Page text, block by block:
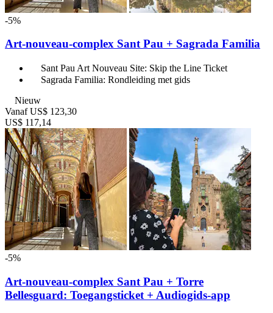
-5%
Art-nouveau-complex Sant Pau + Sagrada Familia
Sant Pau Art Nouveau Site: Skip the Line Ticket
Sagrada Familia: Rondleiding met gids
Nieuw
Vanaf US$ 123,30
US$ 117,14
-5%
Art-nouveau-complex Sant Pau + Torre
Bellesguard: Toegangsticket + Audiogids-app